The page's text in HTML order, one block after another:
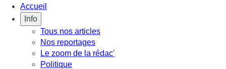
Accueil
Info
Tous nos articles
Nos reportages
Le zoom de la rédac'
Politique